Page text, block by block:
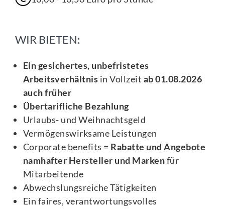
WIR BIETEN:
Ein gesichertes, unbefristetes
Arbeitsverhältnis in Vollzeit ab 01.08.2026
auch früher
Übertarifliche Bezahlung
Urlaubs- und Weihnachtsgeld
Vermögenswirksame Leistungen
Corporate benefits = Rabatte und Angebote
namhafter Hersteller und Markenfür
Mitarbeitende
Abwechslungsreiche Tätigkeiten
Ein faires, verantwortungsvolles